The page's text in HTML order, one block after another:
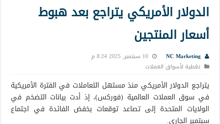
الدولار الأمريكي يتراجع بعد هبوط
أسعار المنتجين
NC Marketing
10 سبتمبر, 2025 8:24 م
تغطية لأسواق العملات
يتراجع الدولار الأمريكي منذ مستهل التعاملات في الفترة الأمريكية
في سوق العملات العالمية (فوركس)، إذ أدت بيانات التضخم في
الولايات المتحدة إلى تصاعد توقعات بخفض الفائدة في اجتماع
سبتمبر الجاري.